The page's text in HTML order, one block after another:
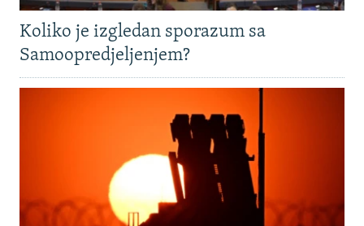
Koliko je izgledan sporazum sa
Samoopredjeljenjem?